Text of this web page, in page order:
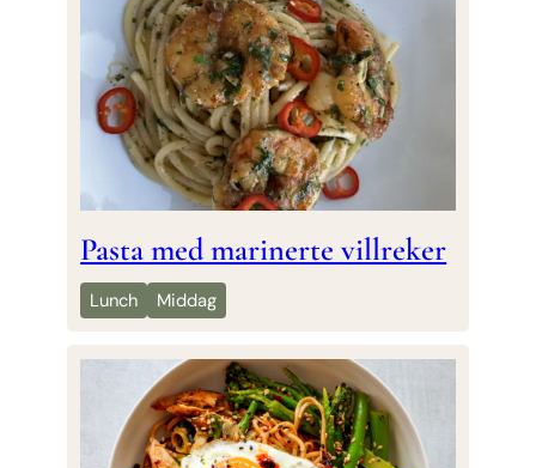
Pasta med marinerte villreker
Lunch Middag